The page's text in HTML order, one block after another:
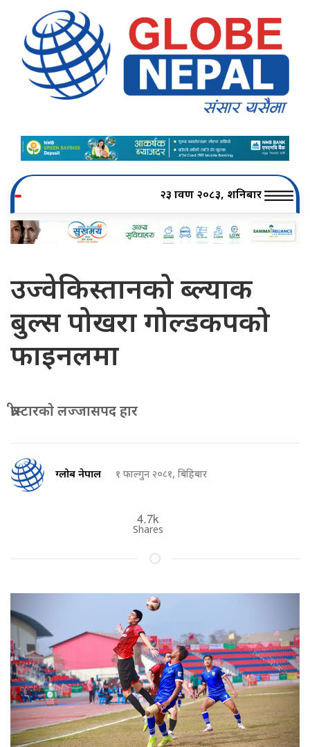
२३ श्रावण २०८३, शनिबार
उज्वेकिस्तानको ब्ल्याक
बुल्स पोखरा गोल्डकपको
फाइनलमा
थ्रीस्टारकाे लज्जासपद हार
ग्लोब नेपाल १ फाल्गुन २०८१, बिहिबार
4.7k
Shares